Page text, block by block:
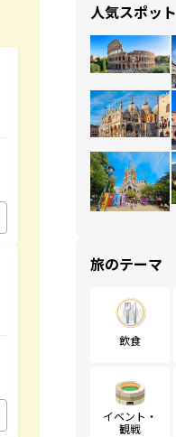
人気スポット
旅のテーマ
飲食
イベント・
観戦